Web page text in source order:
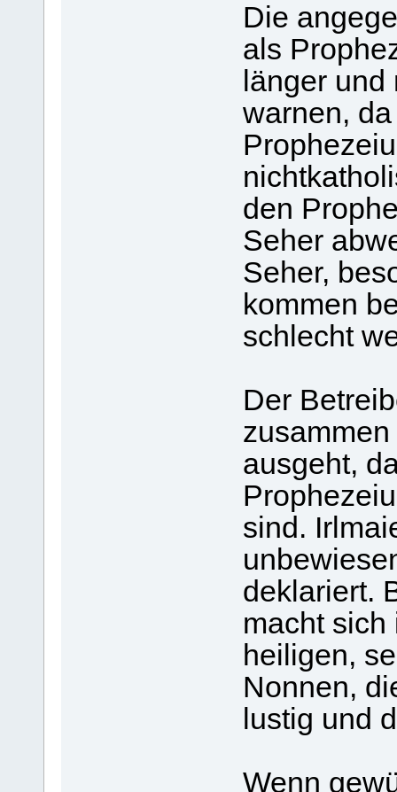
Die
als
länger
warnen,
den
Seher
Seher,
kommen
schlecht
Der
ausgeht,
sind.
deklariert.
macht sich
heiligen,
Nonnen,
lustig und
Wenn